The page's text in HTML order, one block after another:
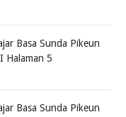
Basa Sunda Pikeun
Halaman 5
Basa Sunda Pikeun